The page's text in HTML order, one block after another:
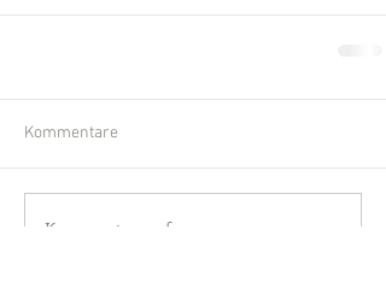
Kommentare
Kommentar verfassen...